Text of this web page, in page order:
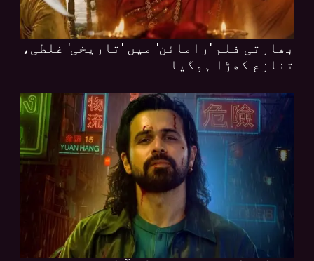
بھارتی فلم 'رامائن' میں 'تاریخی' غلطی،
تنازع کھڑا ہوگیا